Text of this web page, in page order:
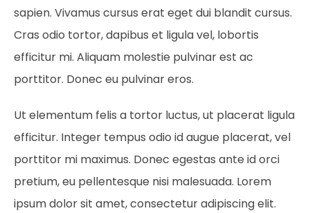
sapien. Vivamus cursus erat eget dui blandit cursus.
Cras odio tortor, dapibus et ligula vel, lobortis
efficitur mi. Aliquam molestie pulvinar est ac
porttitor. Donec eu pulvinar eros.
Ut elementum felis a tortor luctus, ut placerat ligula
efficitur. Integer tempus odio id augue placerat, vel
porttitor mi maximus. Donec egestas ante id orci
pretium, eu pellentesque nisi malesuada. Lorem
ipsum dolor sit amet, consectetur adipiscing elit.